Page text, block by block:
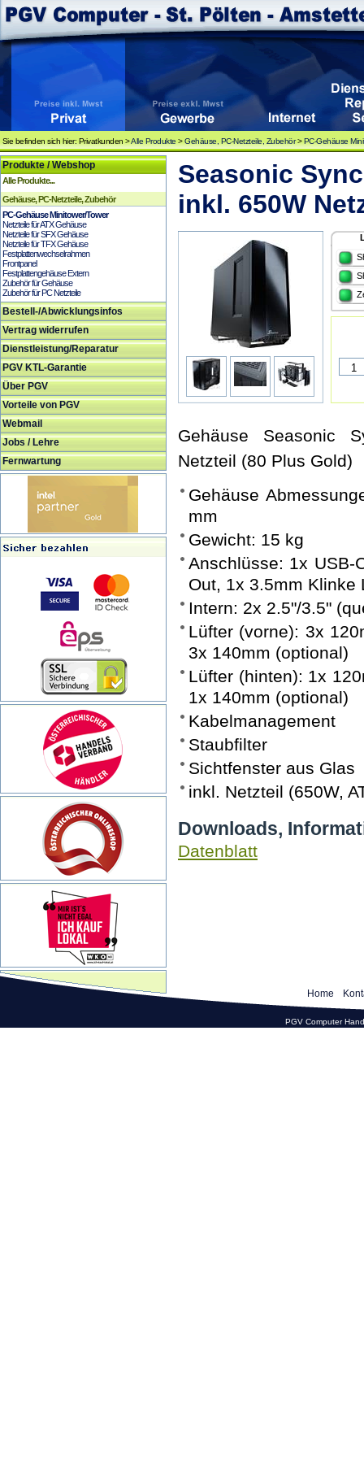
Sie befinden sich hier: Privatkunden >Alle Produkte >Gehäuse, PC-Netzteile, Zubehör>PC-Gehäuse
Produkte / Webshop
Alle Produkte...
Gehäuse, PC-Netzteile, Zubehör
PC-Gehäuse Minitower/Tower
Netzteile für ATX Gehäuse
Netzteile für SFX Gehäuse
Netzteile für TFX Gehäuse
Festplattenwechselrahmen
Frontpanel
Festplattengehäuse Extern
Zubehör für Gehäuse
Zubehör für PC Netzteile
Bestell-/Abwicklungsinfos
Vertrag widerrufen
Dienstleistung/Reparatur
PGV KTL-Garantie
Über PGV
Vorteile von PGV
Webmail
Jobs / Lehre
Fernwartung
Seasonic
inkl. 650W
Gehäuse Seasonic
Netzteil (80 Plus Gold)
Gehäuse
mm
Gewicht: 15 kg
Anschlüsse: 1x USB-
Out, 1x 3.5mm Klinke
Intern: 2x 2.5"/3.5"
Lüfter (vorne): 3x
3x 140mm (optional)
Lüfter (hinten): 1x
1x 140mm (optional)
Kabelmanagement
Staubfilter
Sichtfenster aus Glas
inkl. Netzteil (650W,
Downloads,
Datenblatt
Home
PGV Computer